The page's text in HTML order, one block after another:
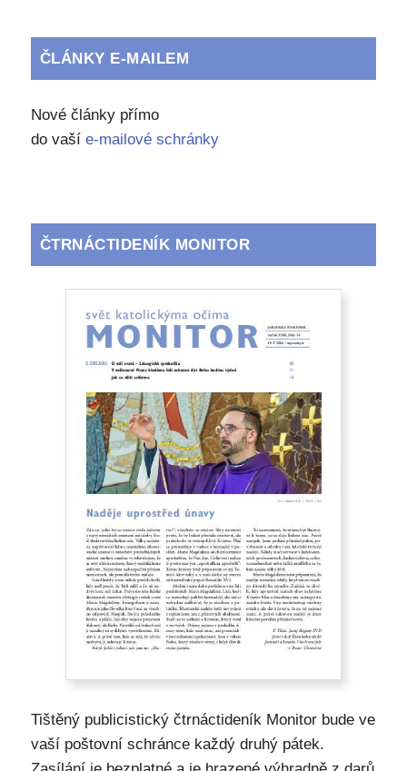
ČLÁNKY E-MAILEM
Nové články přímo
do vaší e-mailové schránky
ČTRNÁCTIDENÍK MONITOR
Tištěný publicistický čtrnáctideník Monitor bude ve
vaší poštovní schránce každý druhý pátek.